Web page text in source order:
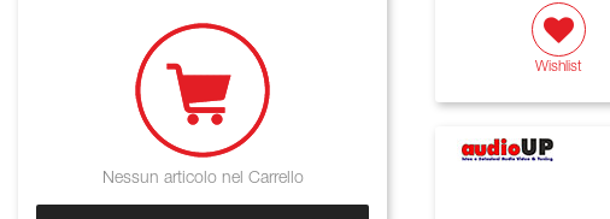
Nessun articolo nel Carrello
Wishlist